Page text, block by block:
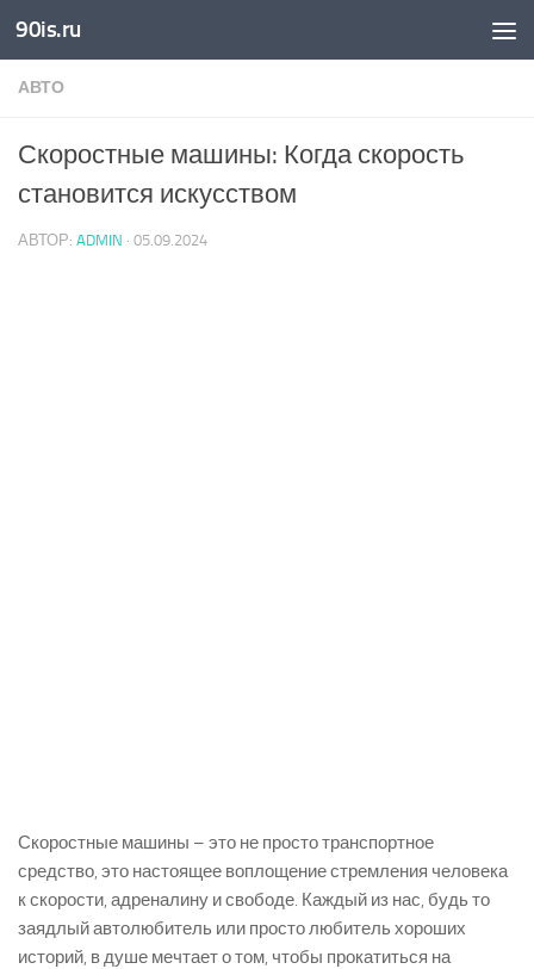
Skip to content
90is.ru
АВТО
Скоростные машины: Когда скорость
становится искусством
АВТОР: ADMIN · 05.09.2024
Скоростные машины – это не просто транспортное
средство, это настоящее воплощение стремления человека
к скорости, адреналину и свободе. Каждый из нас, будь то
заядлый автолюбитель или просто любитель хороших
историй, в душе мечтает о том, чтобы прокатиться на